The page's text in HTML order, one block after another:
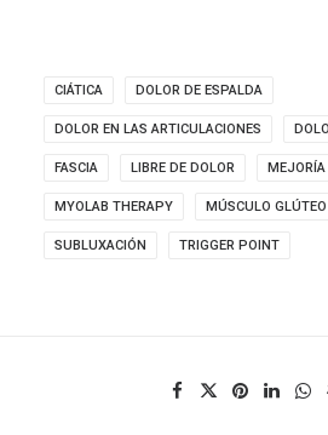
CIÁTICA DOLOR DE ESPALDA
DOLOR EN LAS ARTICULACIONES
FASCIA LIBRE DE DOLOR MEJORÍA
MYOLAB THERAPY MÚSCULO GLÚTEO
SUBLUXACIÓN TRIGGER POINT